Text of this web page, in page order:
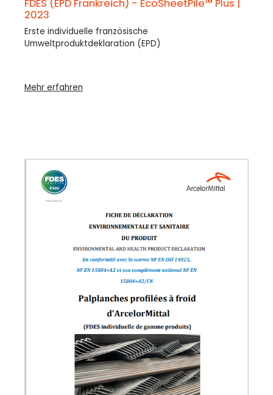
FDES (EPD Frankreich) - EcoSheetPile™ Plus |
2023
Erste individuelle französische
Umweltproduktdeklaration (EPD)
Mehr erfahren